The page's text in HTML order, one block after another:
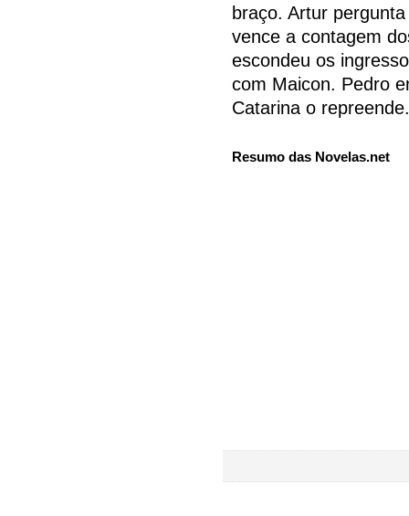
braço. Artur
vence a contagem
escondeu os
com Maicon. Pedro
Catarina o repreende.
Resumo das Novelas.net